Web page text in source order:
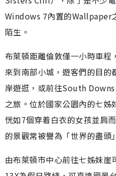
Windows 7內置的Wallpaper
陌生。
布萊頓距離倫敦僅一小時車程
來到南部小城，遊客們的目的
岸遊逛，或前往South
之旅。位於國家公園內的七姊
恍如7個穿着白衣的女孩並肩
的景觀常被譽為「世界的盡頭
由布萊頓市中心前往七姊妹